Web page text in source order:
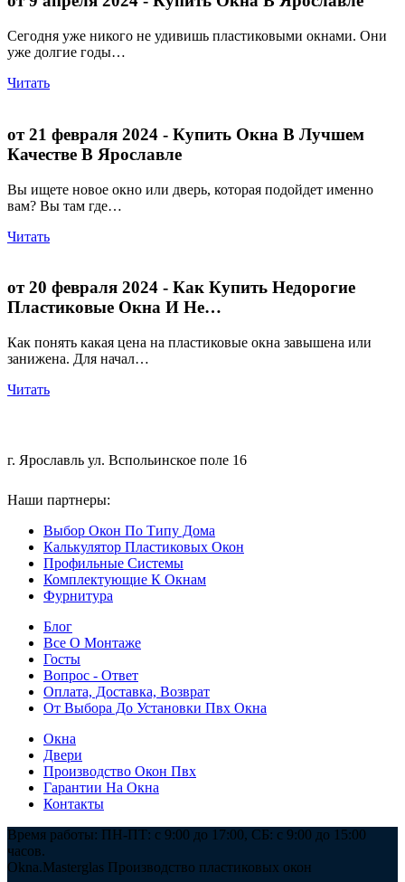
Сегодня уже никого не удивишь пластиковыми окнами. Они
уже долгие годы…
Читать
от 21 февраля 2024 - Купить Окна В Лучшем
Качестве В Ярославле
Вы ищете новое окно или дверь, которая подойдет именно
вам? Вы там где…
Читать
от 20 февраля 2024 - Как Купить Недорогие
Пластиковые Окна И Не…
Как понять какая цена на пластиковые окна завышена или
занижена. Для начал…
Читать
г. Ярославль ул. Вспольинское поле 16
Наши партнеры:
Выбор Окон По Типу Дома
Калькулятор Пластиковых Окон
Профильные Системы
Комплектующие К Окнам
Фурнитура
Блог
Все О Монтаже
Госты
Вопрос - Ответ
Оплата, Доставка, Возврат
От Выбора До Установки Пвх Окна
Окна
Двери
Производство Окон Пвх
Гарантии На Окна
Контакты
Время работы: ПН-ПТ: с 9:00 до 17:00, СБ: с 9:00 до 15:00
часов.
Okna.Masterglas Производство пластиковых окон